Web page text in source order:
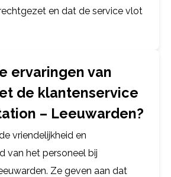
en dat de service vlot
ervaringen van
de klantenservice
– Leeuwarden?
vriendelijkheid en
van het personeel bij
Ze geven aan dat